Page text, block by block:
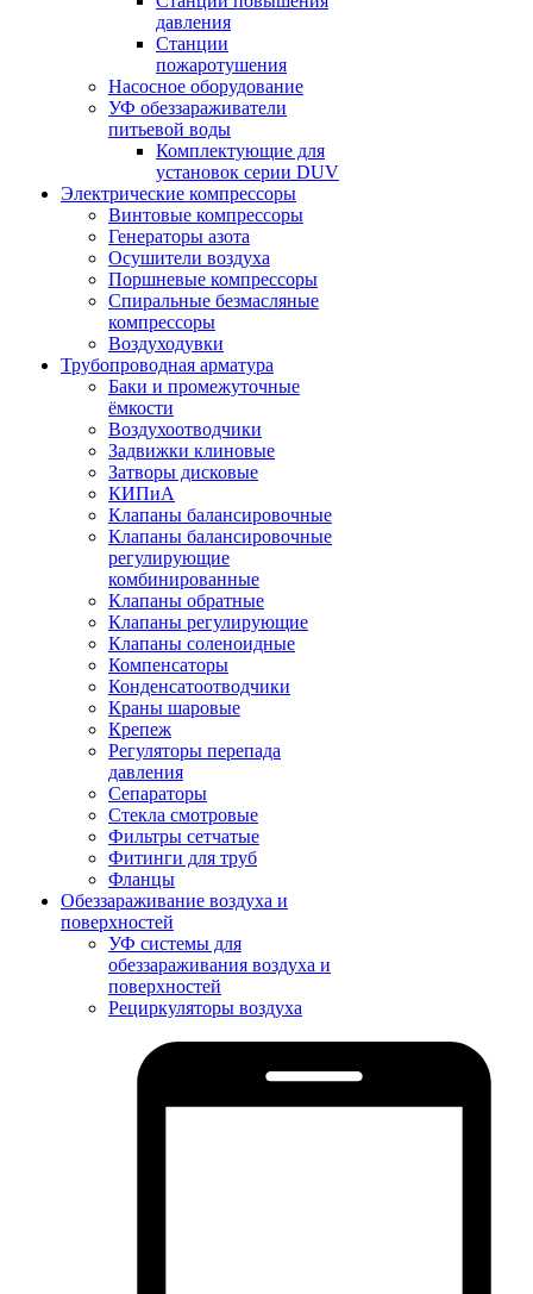
давления
Станции
пожаротушения
Насосное оборудование
УФ обеззараживатели
питьевой воды
Комплектующие для
установок серии DUV
Электрические компрессоры
Винтовые компрессоры
Генераторы азота
Осушители воздуха
Поршневые компрессоры
Спиральные безмасляные
компрессоры
Воздуходувки
Трубопроводная арматура
Баки и промежуточные
ёмкости
Воздухоотводчики
Задвижки клиновые
Затворы дисковые
КИПиА
Клапаны балансировочные
Клапаны балансировочные
регулирующие
комбинированные
Клапаны обратные
Клапаны регулирующие
Клапаны соленоидные
Компенсаторы
Конденсатоотводчики
Краны шаровые
Крепеж
Регуляторы перепада
давления
Сепараторы
Стекла смотровые
Фильтры сетчатые
Фитинги для труб
Фланцы
Обеззараживание воздуха и
поверхностей
УФ системы для
обеззараживания воздуха и
поверхностей
Рециркуляторы воздуха